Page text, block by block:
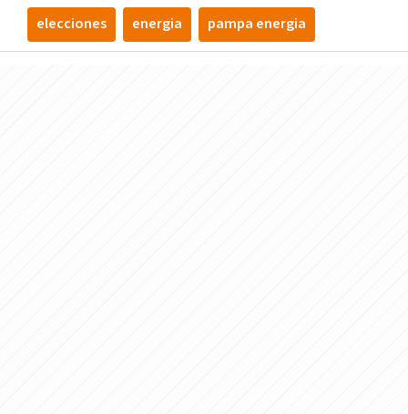
elecciones energia pampa energia